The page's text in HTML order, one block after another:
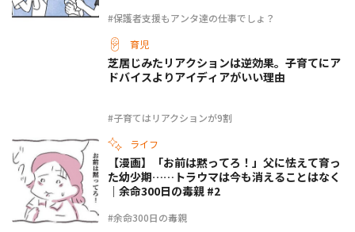
#保護者支援もアンタ達の仕事でしょ？
育児
#子育てはリアクションが9割
芝居じみたリアクションは逆効果。子育てにア
ドバイスよりアイディアがいい理由
ライフ
#余命300日の毒親
【漫画】「お前は黙ってろ！」父に怯えて育っ
た幼少期……トラウマは今も消えることはなく
｜余命300日の毒親 #2